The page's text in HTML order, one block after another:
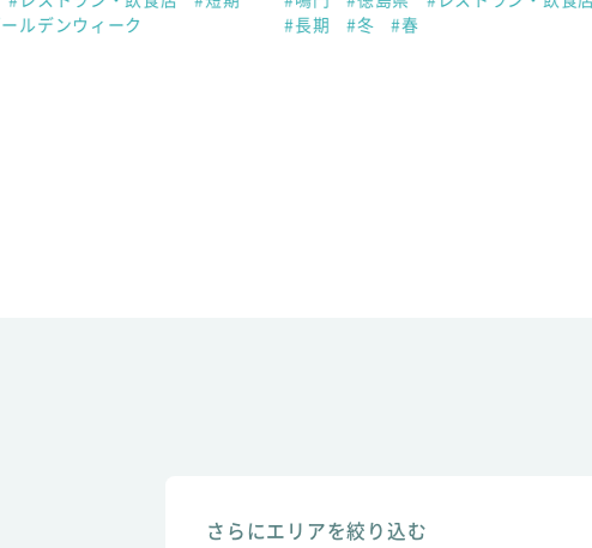
ルデンウィーク
#長期
#冬 #春
さらにエリアを絞り込む